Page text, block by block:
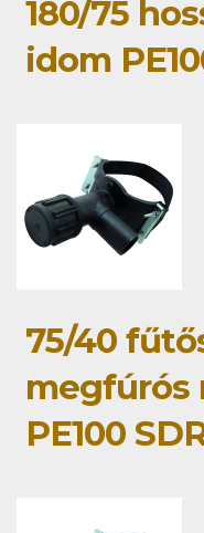
180/75
idom
75/40
megfúrós
PE100